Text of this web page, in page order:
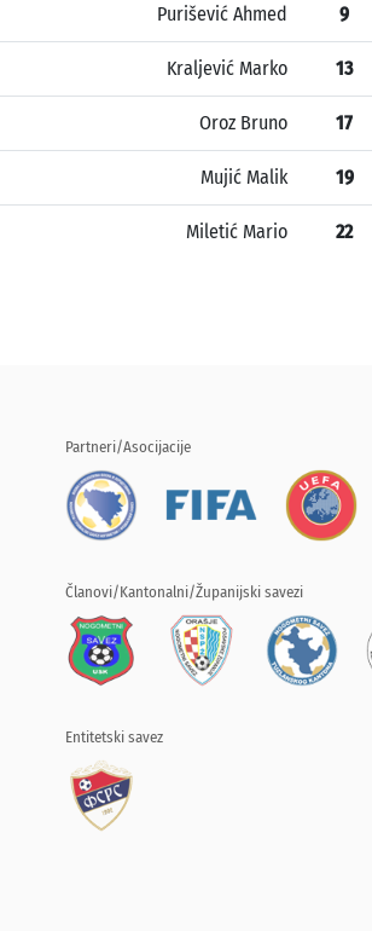
Purišević Ahmed 9
Kraljević Marko 13
Oroz Bruno 17
Mujić Malik 19
Miletić Mario 22
Partneri/Asocijacije
Članovi/Kantonalni/Županijski savezi
Entitetski savez